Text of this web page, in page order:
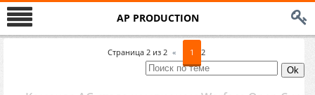
AP PRODUCTION
Страница 2 из 2 « 1 2